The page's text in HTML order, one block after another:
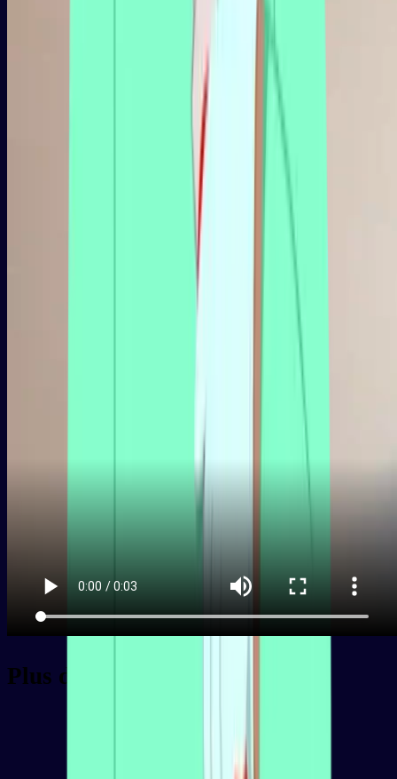
Plus de paquets